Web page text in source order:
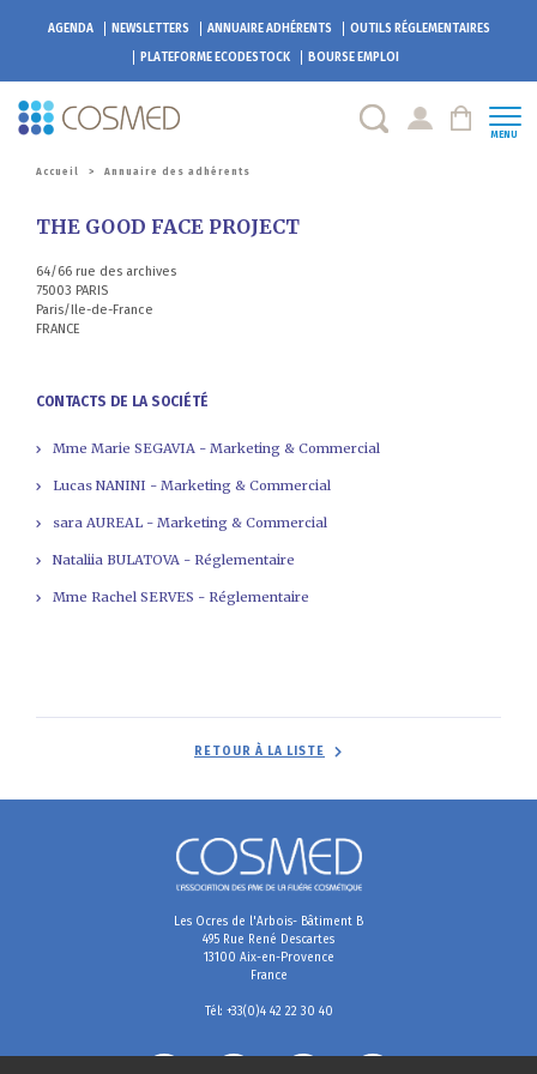
AGENDA NEWSLETTERS ANNUAIRE ADHÉRENTS
OUTILS RÉGLEMENTAIRES
PLATEFORMEECODESTOCK BOURSE EMPLOI
MENU
Accueil > Annuaire des adhérents
THE GOOD FACE PROJECT
64/66 rue des archives
75003 PARIS
Paris/Ile-de-France
FRANCE
CONTACTS DE LA SOCIÉTÉ
Mme Marie SEGAVIA - Marketing & Commercial
Lucas NANINI - Marketing & Commercial
sara AUREAL - Marketing & Commercial
Nataliia BULATOVA - Réglementaire
Mme Rachel SERVES - Réglementaire
RETOUR À LA LISTE
Les Ocres de l'Arbois- Bâtiment B
495 Rue René Descartes
13100 Aix-en-Provence
France
Tél: +33(0)4 42 22 30 40